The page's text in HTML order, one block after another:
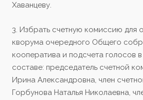
Хаванцеву.
3. Избрать счетную комиссию для
кворума очередного Общего
кооператива и подсчета голосов
составе: председатель счетной
Ирина Александровна, член
Горбунова Наталья Николаевна,